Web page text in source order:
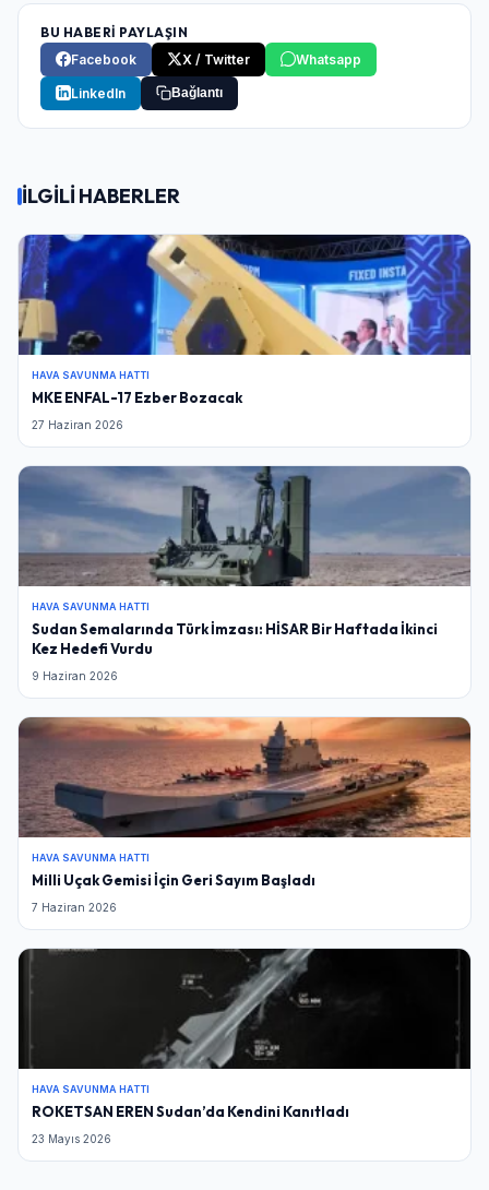
BU HABERİ PAYLAŞIN
Facebook
X / Twitter Whatsapp
LinkedIn Bağlantı
İLGİLİ HABERLER
HAVA SAVUNMA HATTI
MKE ENFAL-17 Ezber Bozacak
27 Haziran 2026
HAVA SAVUNMA HATTI
Sudan Semalarında Türk İmzası: HİSAR Bir Haftada İkinci
Kez Hedefi Vurdu
9 Haziran 2026
HAVA SAVUNMA HATTI
Milli Uçak Gemisi İçin Geri Sayım Başladı
7 Haziran 2026
HAVA SAVUNMA HATTI
ROKETSAN EREN Sudan’da Kendini Kanıtladı
23 Mayıs 2026